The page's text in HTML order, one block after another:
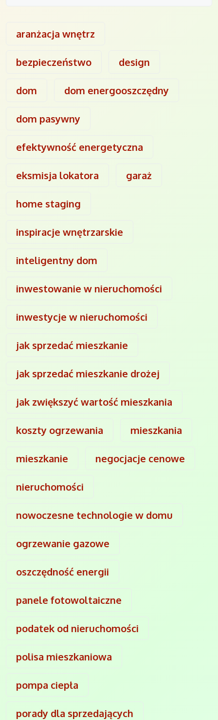
aranżacja wnętrz
bezpieczeństwo design
dom dom energooszczędny
dom pasywny
efektywność energetyczna
eksmisja lokatora garaż
home staging
inspiracje wnętrzarskie
inteligentny dom
inwestowanie w nieruchomości
inwestycje w nieruchomości
jak sprzedać mieszkanie
jak sprzedać mieszkanie drożej
jak zwiększyć wartość mieszkania
koszty ogrzewania mieszkania
mieszkanie negocjacje cenowe
nieruchomości
nowoczesne technologie w domu
ogrzewanie gazowe
oszczędność energii
panele fotowoltaiczne
podatek od nieruchomości
polisa mieszkaniowa
pompa ciepła
porady dla sprzedających